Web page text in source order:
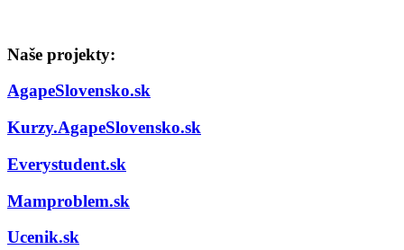
Naše projekty:
AgapeSlovensko.sk
Kurzy.AgapeSlovensko.sk
Everystudent.sk
Mamproblem.sk
Ucenik.sk